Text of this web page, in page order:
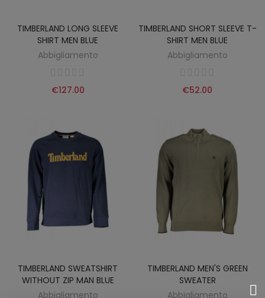
TIMBERLAND LONG SLEEVE
SHIRT MEN BLUE
Abbigliamento
€127.00
TIMBERLAND SHORT SLEEVE T-
SHIRT MEN BLUE
Abbigliamento
€52.00
TIMBERLAND SWEATSHIRT
WITHOUT ZIP MAN BLUE
Abbigliamento
TIMBERLAND MEN'S GREEN
SWEATER
Abbigliamento